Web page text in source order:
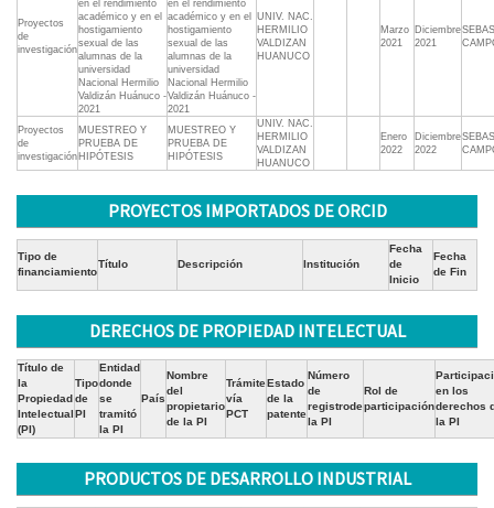
Proyectos
de
investigación
en el rendimiento
académico y en el
hostigamiento
sexual de las
alumnas de la
universidad
Nacional Hermilio
Valdizán Huánuco -
2021
en el rendimiento
académico y en el
hostigamiento
sexual de las
alumnas de la
universidad
Nacional Hermilio
Valdizán Huánuco -
2021
UNIV. NAC.
HERMILIO
VALDIZAN
HUANUCO
Marzo
2021
Diciembre
2021
Proyectos
de
investigación
MUESTREO Y
PRUEBA DE
HIPÓTESIS
MUESTREO Y
PRUEBA DE
HIPÓTESIS
UNIV. NAC.
HERMILIO
VALDIZAN
HUANUCO
Enero
2022
Diciembre
2022
PROYECTOS IMPORTADOS DE ORCID
Tipo de
financiamiento
Título Descripción Institución
Fecha
de
Inicio
Fecha
de Fin
DERECHOS DE PROPIEDAD INTELECTUAL
Título de
la
Propiedad
Intelectual
(PI)
Tipo
de
PI
Entidad
donde
se
tramitó
la PI
País
Nombre
del
propietario
de la PI
Trámite
vía
PCT
Estado
de la
patente
Número
de
registrode
la PI
Rol de
participación
en los
derechos
la PI
PRODUCTOS DE DESARROLLO INDUSTRIAL